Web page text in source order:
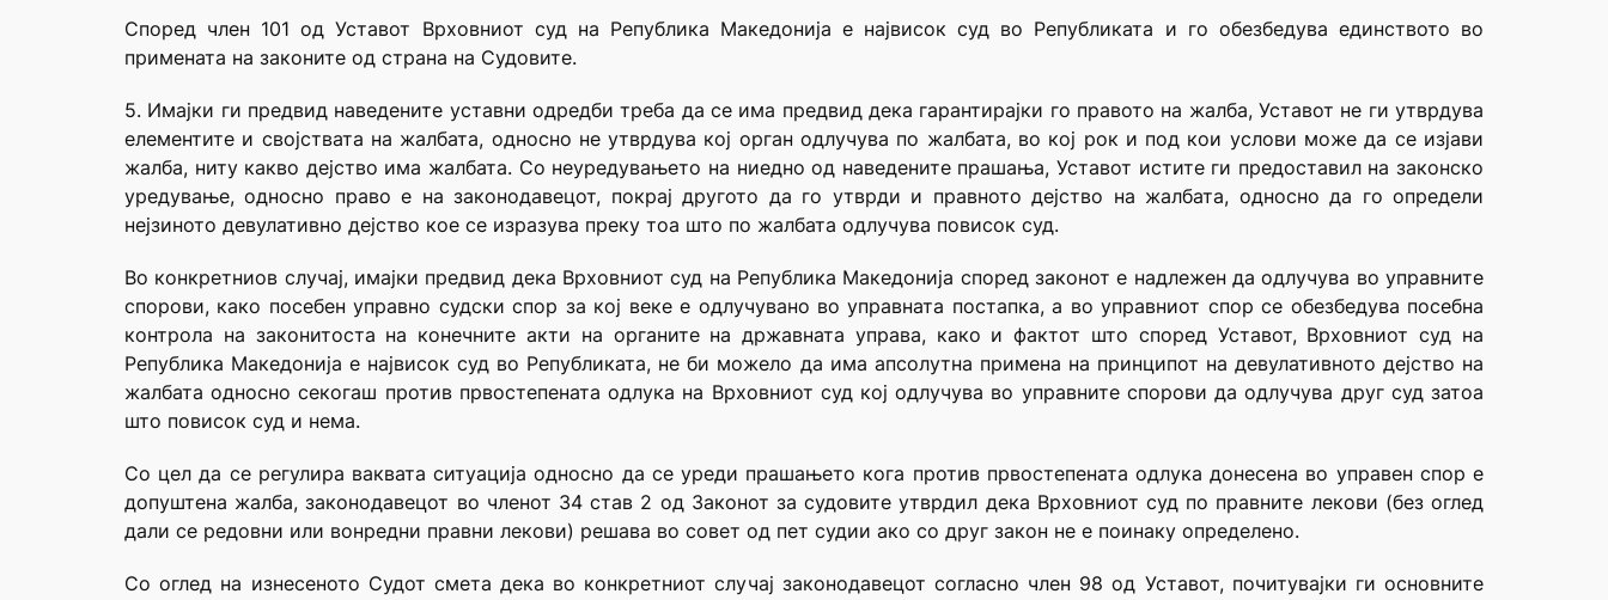
Според член 101 од Уставот Врховниот суд на Република Македонија е највисок суд во Републиката и го обезбедува единството во
примената на законите од страна на Судовите.
5. Имајки ги предвид наведените уставни одредби треба да се има предвид дека гарантирајки го правото на жалба, Уставот не ги утврдува
елементите и својствата на жалбата, односно не утврдува кој орган одлучува по жалбата, во кој рок и под кои услови може да се изјави
жалба, ниту какво дејство има жалбата. Со неуредувањето на ниедно од наведените прашања, Уставот истите ги предоставил на законско
уредување, односно право е на законодавецот, покрај другото да го утврди и правното дејство на жалбата, односно да го определи
нејзиното девулативно дејство кое се изразува преку тоа што по жалбата одлучува повисок суд.
Во конкретниов случај, имајки предвид дека Врховниот суд на Република Македонија според законот е надлежен да одлучува во управните
спорови, како посебен управно судски спор за кој веке е одлучувано во управната постапка, а во управниот спор се обезбедува посебна
контрола на законитоста на конечните акти на органите на државната управа, како и фактот што според Уставот, Врховниот суд на
Република Македонија е највисок суд во Републиката, не би можело да има апсолутна примена на принципот на девулативното дејство на
жалбата односно секогаш против првостепената одлука на Врховниот суд кој одлучува во управните спорови да одлучува друг суд затоа
што повисок суд и нема.
Со цел да се регулира ваквата ситуација односно да се уреди прашањето кога против првостепената одлука донесена во управен спор е
допуштена жалба, законодавецот во членот 34 став 2 од Законот за судовите утврдил дека Врховниот суд по правните лекови (без оглед
дали се редовни или вонредни правни лекови) решава во совет од пет судии ако со друг закон не е поинаку определено.
Со оглед на изнесеното Судот смета дека во конкретниот случај законодавецот согласно член 98 од Уставот, почитувајки ги основните